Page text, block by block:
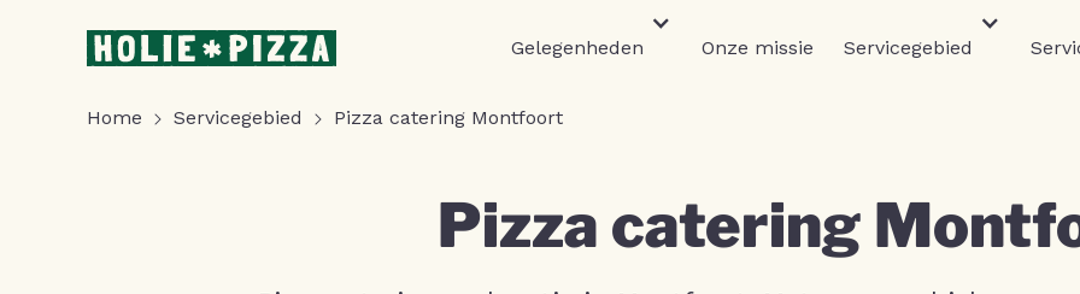
Gelegenheden Onze missie Servicegebied
Home Servicegebied Pizza catering Montfoort
Pizza catering